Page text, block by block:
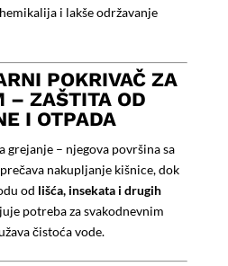
i lakše održavanje
POKRIVAČ ZA
– ZAŠTITA OD
I OTPADA
grejanje – njegova površina sa
nakupljanje kišnice, dok
od lišća, insekata i drugih
potreba za svakodnevnim
čistoća vode.